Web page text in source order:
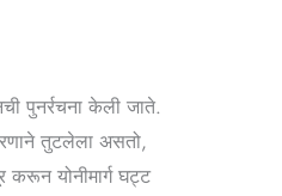
पुनर्रचना केली जाते.
तुटलेला असतो,
करून योनीमार्ग घट्ट